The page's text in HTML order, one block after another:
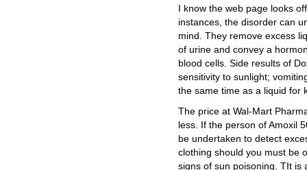
I know the web page looks
instances, the disorder can
mind. They remove excess
of urine and convey a
blood cells. Side results of
sensitivity to sunlight;
the same time as a liquid for
The price at Wal-Mart
less. If the person of Amoxil
be undertaken to detect
clothing should you must be
signs of sun poisoning. TIt is